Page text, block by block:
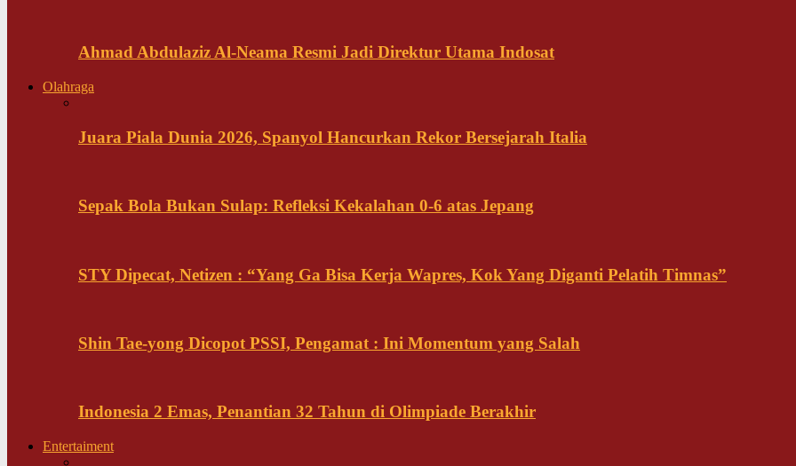
Ahmad Abdulaziz Al-Neama Resmi Jadi Direktur Utama Indosat
Olahraga
Juara Piala Dunia 2026, Spanyol Hancurkan Rekor Bersejarah Italia
Sepak Bola Bukan Sulap: Refleksi Kekalahan 0-6 atas Jepang
STY Dipecat, Netizen : “Yang Ga Bisa Kerja Wapres, Kok Yang Diganti Pelatih Timnas”
Shin Tae-yong Dicopot PSSI, Pengamat : Ini Momentum yang Salah
Indonesia 2 Emas, Penantian 32 Tahun di Olimpiade Berakhir
Entertaiment